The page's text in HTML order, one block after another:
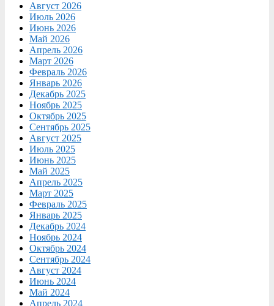
Август 2026
Июль 2026
Июнь 2026
Май 2026
Апрель 2026
Март 2026
Февраль 2026
Январь 2026
Декабрь 2025
Ноябрь 2025
Октябрь 2025
Сентябрь 2025
Август 2025
Июль 2025
Июнь 2025
Май 2025
Апрель 2025
Март 2025
Февраль 2025
Январь 2025
Декабрь 2024
Ноябрь 2024
Октябрь 2024
Сентябрь 2024
Август 2024
Июнь 2024
Май 2024
Апрель 2024